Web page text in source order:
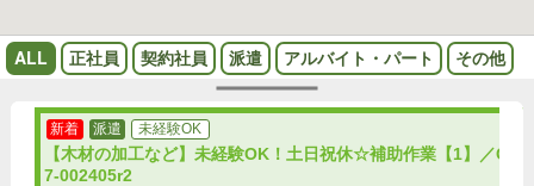
ALL 正社員 契約社員 派遣 アルバイト・パート その他
新着 派遣 未経験OK
【木材の加工など】未経験OK！土日祝休☆補助作業【1】／C4
7-002405r2